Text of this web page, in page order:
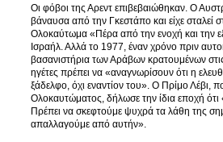
Οι φόβοι της Αρεντ επιβεβαιώθηκαν. Ο
βάναυσα από την Γκεστάπο και είχε σταλεί
Ολοκαύτωμα «Πέρα από την ενοχή και την
Ισραήλ. Αλλά το 1977, έναν χρόνο πριν
βασανιστήρια των Αράβων κρατουμένων
ηγέτες πρέπει να «αναγνωρίσουν ότι η
ξάδελφο, όχι εναντίον του». Ο Πρίμο Λέβι,
Ολοκαυτώματος, δήλωσε την ίδια εποχή
Πρέπει να σκεφτούμε ψυχρά τα λάθη της
απαλλαγούμε από αυτήν».